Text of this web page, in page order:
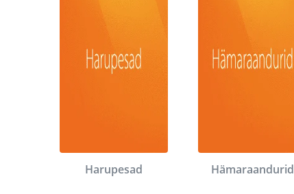
Harupesad Hämaraandurid